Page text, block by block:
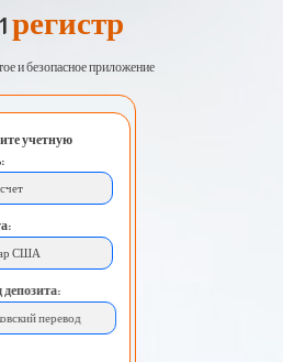
регистр
и безопасное приложение
учетную
США
перевод